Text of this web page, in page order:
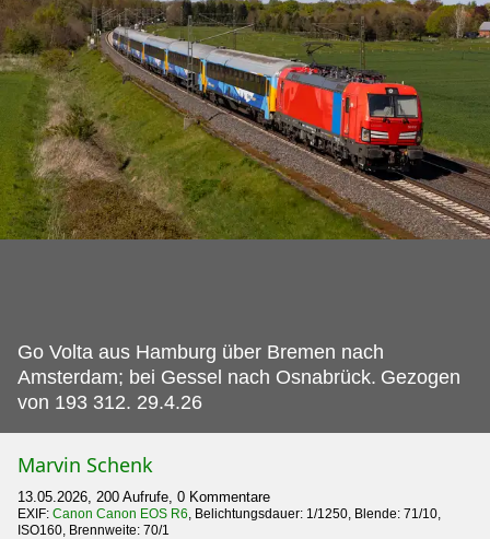
Go Volta aus Hamburg über Bremen nach
Amsterdam; bei Gessel nach Osnabrück. Gezogen
von 193 312. 29.4.26
Marvin Schenk
13.05.2026, 200 Aufrufe, 0 Kommentare
EXIF: Canon Canon EOS R6, Belichtungsdauer: 1/1250, Blende: 71/10,
ISO160, Brennweite: 70/1